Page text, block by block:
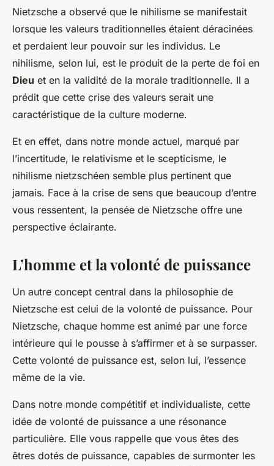
Nietzsche a observé que le nihilisme se manifestait
lorsque les valeurs traditionnelles étaient déracinées
et perdaient leur pouvoir sur les individus. Le
nihilisme, selon lui, est le produit de la perte de foi en
Dieu et en la validité de la morale traditionnelle. Il a
prédit que cette crise des valeurs serait une
caractéristique de la culture moderne.
Et en effet, dans notre monde actuel, marqué par
l’incertitude, le relativisme et le scepticisme, le
nihilisme nietzschéen semble plus pertinent que
jamais. Face à la crise de sens que beaucoup d’entre
vous ressentent, la pensée de Nietzsche offre une
perspective éclairante.
L’homme et la volonté de puissance
Un autre concept central dans la philosophie de
Nietzsche est celui de la volonté de puissance. Pour
Nietzsche, chaque homme est animé par une force
intérieure qui le pousse à s’affirmer et à se surpasser.
Cette volonté de puissance est, selon lui, l’essence
même de la vie.
Dans notre monde compétitif et individualiste, cette
idée de volonté de puissance a une résonance
particulière. Elle vous rappelle que vous êtes des
êtres dotés de puissance, capables de surmonter les